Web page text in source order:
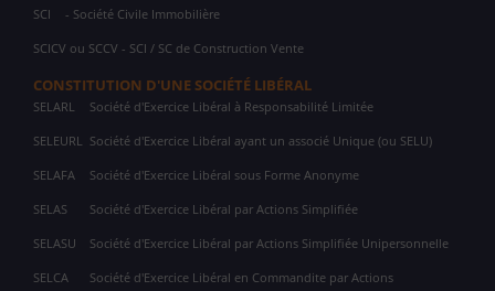
SCI - Société Civile Immobilière
SCICV ou SCCV - SCI / SC de Construction Vente
CONSTITUTION D'UNE SOCIÉTÉ LIBÉRAL
SELARL Société d'Exercice Libéral à Responsabilité Limitée
SELEURL Société d'Exercice Libéral ayant un associé Unique (ou SELU)
SELAFA Société d'Exercice Libéral sous Forme Anonyme
SELAS Société d'Exercice Libéral par Actions Simplifiée
SELASU Société d'Exercice Libéral par Actions Simplifiée Unipersonnelle
SELCA Société d'Exercice Libéral en Commandite par Actions